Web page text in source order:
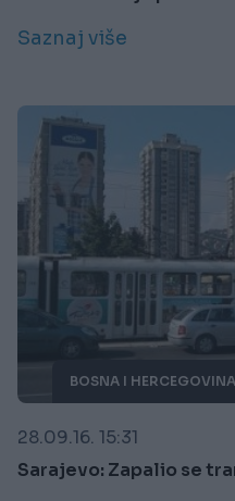
Saznaj više
BOSNA I HERCEGOVINA
28.09.16. 15:31
Sarajevo: Zapalio se